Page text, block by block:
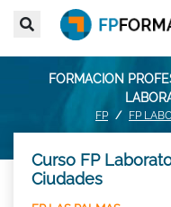
FORMACION
FP FP
Curso FP
Ciudades